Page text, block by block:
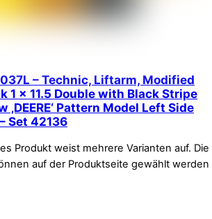
– Technic, Liftarm, Modified
1 x 11.5 Double with Black Stripe
‚DEERE‘ Pattern Model Left Side
Set 42136
Produkt weist mehrere Varianten auf. Die
auf der Produktseite gewählt werden